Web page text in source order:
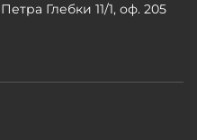
Глебки 11/1, оф. 205